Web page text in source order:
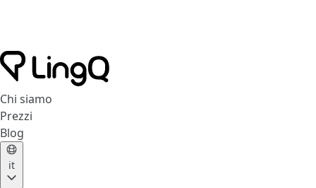
Chi siamo
Prezzi
Blog
it